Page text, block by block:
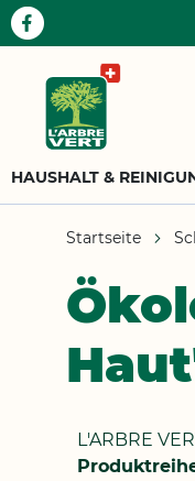
HAUSHALT &
Startseite
L'ARBRE